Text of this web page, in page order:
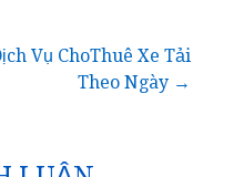
Vụ ChoThuê Xe Tải
Theo Ngày →